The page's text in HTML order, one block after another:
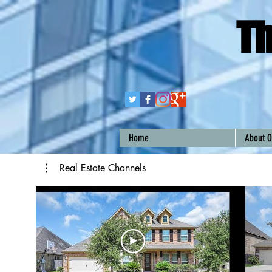
Home About
Real Estate Channels